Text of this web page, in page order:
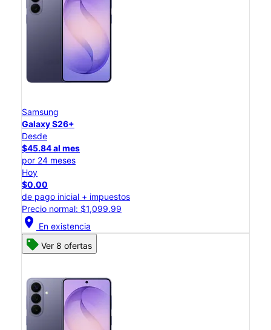
Samsung
Galaxy S26+
Desde
$45.84 al mes
por 24 meses
Hoy
$0.00
de pago inicial + impuestos
Precio normal: $1,099.99
location_on En existencia
Ver 8 ofertas